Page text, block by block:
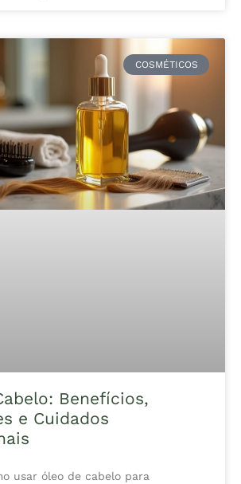
COSMÉTICOS
Benefícios,
e Cuidados
usar óleo de cabelo para